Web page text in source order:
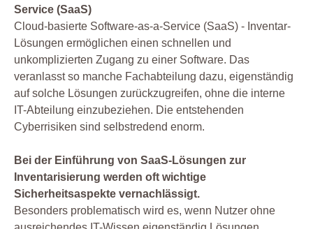
Service (SaaS)
Cloud-basierte Software-as-a-Service (SaaS) - Inventar-
Lösungen ermöglichen einen schnellen und
unkomplizierten Zugang zu einer Software. Das
veranlasst so manche Fachabteilung dazu, eigenständig
auf solche Lösungen zurückzugreifen, ohne die interne
IT-Abteilung einzubeziehen. Die entstehenden
Cyberrisiken sind selbstredend enorm.
Bei der Einführung von SaaS-Lösungen zur
Inventarisierung werden oft wichtige
Sicherheitsaspekte vernachlässigt.
Besonders problematisch wird es, wenn Nutzer ohne